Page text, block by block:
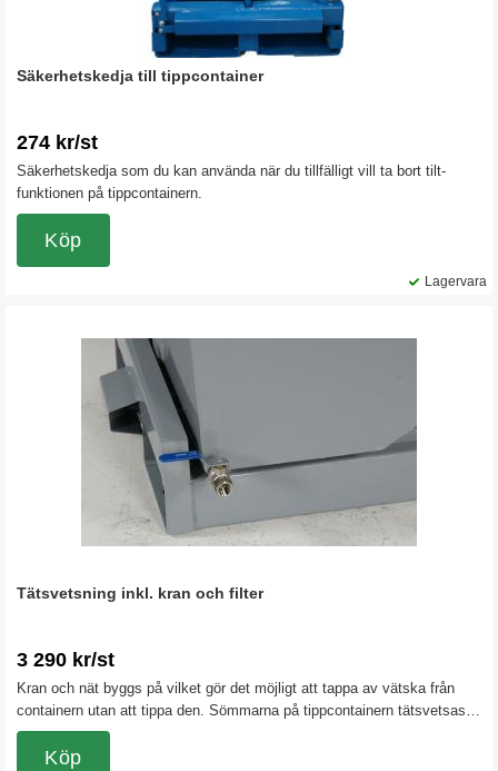
Säkerhetskedja till tippcontainer
274 kr/st
Säkerhetskedja som du kan använda när du tillfälligt vill ta bort tilt-
funktionen på tippcontainern.
Lagervara
Köp
Tätsvetsning inkl. kran och filter
3 290 kr/st
Kran och nät byggs på vilket gör det möjligt att tappa av vätska från
containern utan att tippa den. Sömmarna på tippcontainern tätsvetsas
för att garanterat hålla vätska i containern. Obs! Detta tillbehör gör att
det inte finns någon returrätt på tippcontainern.
Köp